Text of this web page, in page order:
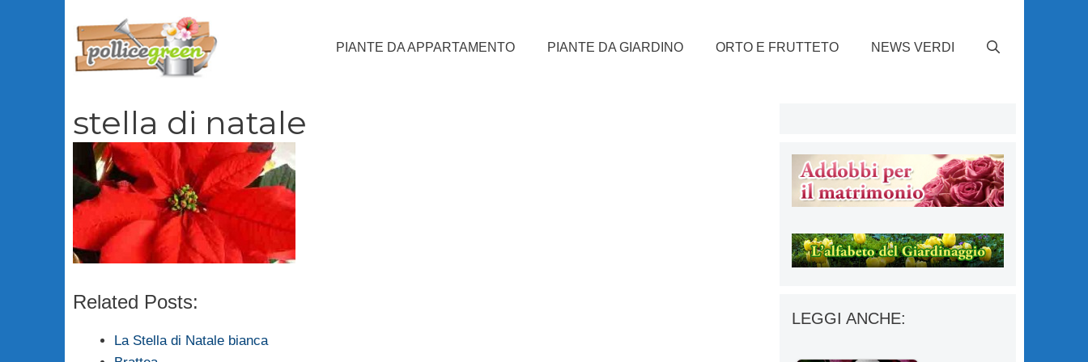
PIANTE DA APPARTAMENTO PIANTE DA GIARDINO ORTO E FRUTTETO NEWS VERDI
stella di natale
Related Posts:
La Stella di Natale bianca
LEGGI ANCHE: